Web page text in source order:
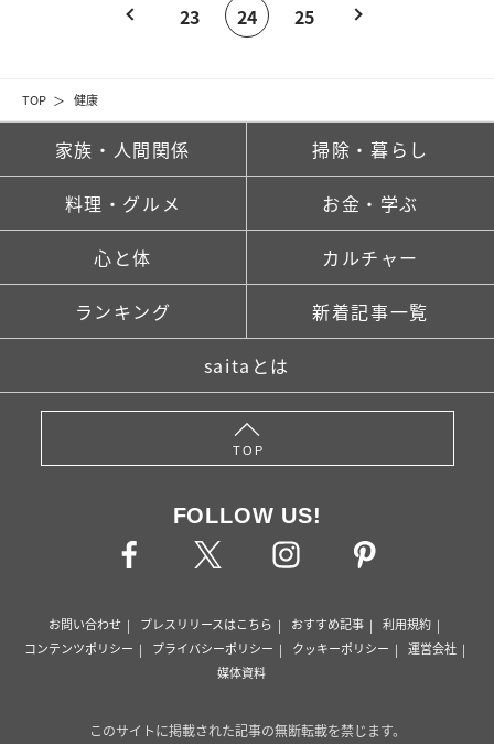
TOP 健康
23 24 25
家族・人間関係 掃除・暮らし
料理・グルメ お金・学ぶ
心と体 カルチャー
ランキング 新着記事一覧
saitaとは
TOP
FOLLOW US!
お問い合わせ プレスリリースはこちら おすすめ記事
利用規約
コンテンツポリシー
プライバシーポリシー クッキーポリシー
運営会社
媒体資料
このサイトに掲載された記事の無断転載を禁じます。